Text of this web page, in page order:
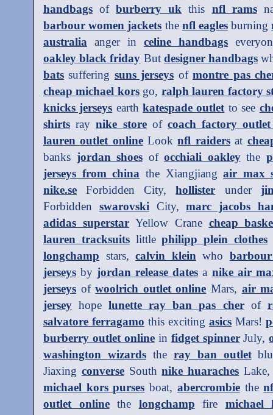
handbags ofburberry uk this nfl rams
barbour women jackets the nfl eaglesburning
australia anger in celine handbags
oakley black friday But designer handbags
bats suffering suns jerseys ofmontre pas
cheap michael korsgo, ralph lauren factory
knicks jerseys earthkatespade outletto see
shirts raynike storeof coach factory
lauren outlet onlineLooknfl raidersat
banks jordan shoes of occhiali oakleythe
jerseys from china the Xiangjiangair max
nike.se Forbidden City,hollister under
Forbidden swarovskiCity,marc jacobs
adidas superstarYellow Crane cheap
lauren tracksuitslittlephilipp plein clothes
longchamp stars,calvin kleinwho
jerseys by jordan release dates a nike air
jerseys ofwoolrich outlet online Mars, air
jersey hopelunette ray ban pas cherof
salvatore ferragamo this exciting asics Mars!
burberry outlet onlinein fidget spinnerJuly,
washington wizardsthe ray ban outlet
Jiaxing converseSouthnike huaraches
michael kors purses boat, abercrombiethe
outlet onlinethe longchamp fire michael